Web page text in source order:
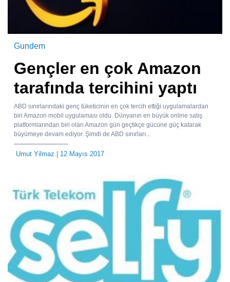
Gundem
Gençler en çok Amazon
tarafında tercihini yaptı
ABD sınırlarındaki genç tüketicinin en çok tercih ettiği uygulamalardan
biri Amazon mobil uygulaması oldu. Dünyanın en büyük online satış
platformlarından biri olan Amazon gün geçtikçe gücüne güç katarak
büyümeye devam ediyor. Şimdi de ABD sınırları...
Umut Yilmaz | 12 Mayıs 2017